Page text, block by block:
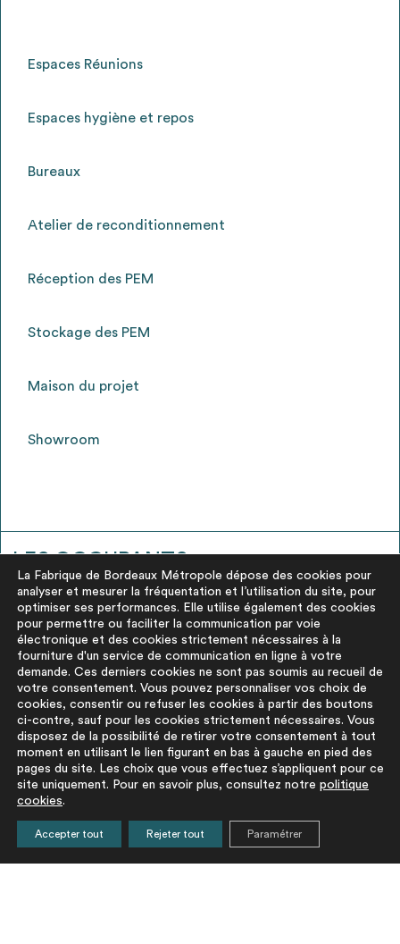
Espaces Réunions
Espaces hygiène et repos
Bureaux
Atelier de reconditionnement
Réception des PEM
Stockage des PEM
Maison du projet
Showroom
LES OCCUPANTS
La Fab
En tant qu’aménageur et maître d’ouvrage, la Fab est
également occupant de la BDR concernant :
Des espaces dédiés aux opérateurs afin de leur
permettre de favoriser le réemploi sur leurs
projets,
La Fabrique de Bordeaux Métropole dépose des cookies pour
analyser et mesurer la fréquentation et l’utilisation du site, pour
optimiser ses performances. Elle utilise également des cookies
pour permettre ou faciliter la communication par voie
électronique et des cookies strictement nécessaires à la
fourniture d'un service de communication en ligne à votre
demande. Ces derniers cookies ne sont pas soumis au recueil de
votre consentement. Vous pouvez personnaliser vos choix de
cookies, consentir ou refuser les cookies à partir des boutons
ci-contre, sauf pour les cookies strictement nécessaires. Vous
disposez de la possibilité de retirer votre consentement à tout
moment en utilisant le lien figurant en bas à gauche en pied des
pages du site. Les choix que vous effectuez s’appliquent pour ce
site uniquement. Pour en savoir plus, consultez notre politique
cookies.
Accepter tout Rejeter tout Paramétrer